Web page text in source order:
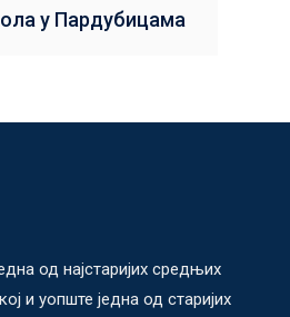
у Пардубицама
од најстаријих средњих
и уопште једна од старијих